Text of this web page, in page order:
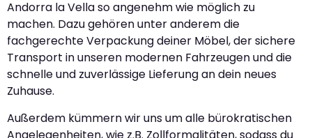
Andorra la Vella so angenehm wie möglich zu
machen. Dazu gehören unter anderem die
fachgerechte Verpackung deiner Möbel, der sichere
Transport in unseren modernen Fahrzeugen und die
schnelle und zuverlässige Lieferung an dein neues
Zuhause.
Außerdem kümmern wir uns um alle bürokratischen
Angelegenheiten, wie z.B. Zollformalitäten, sodass du